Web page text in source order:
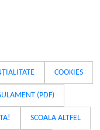
COOKIES
(PDF)
SCOALA ALTFEL